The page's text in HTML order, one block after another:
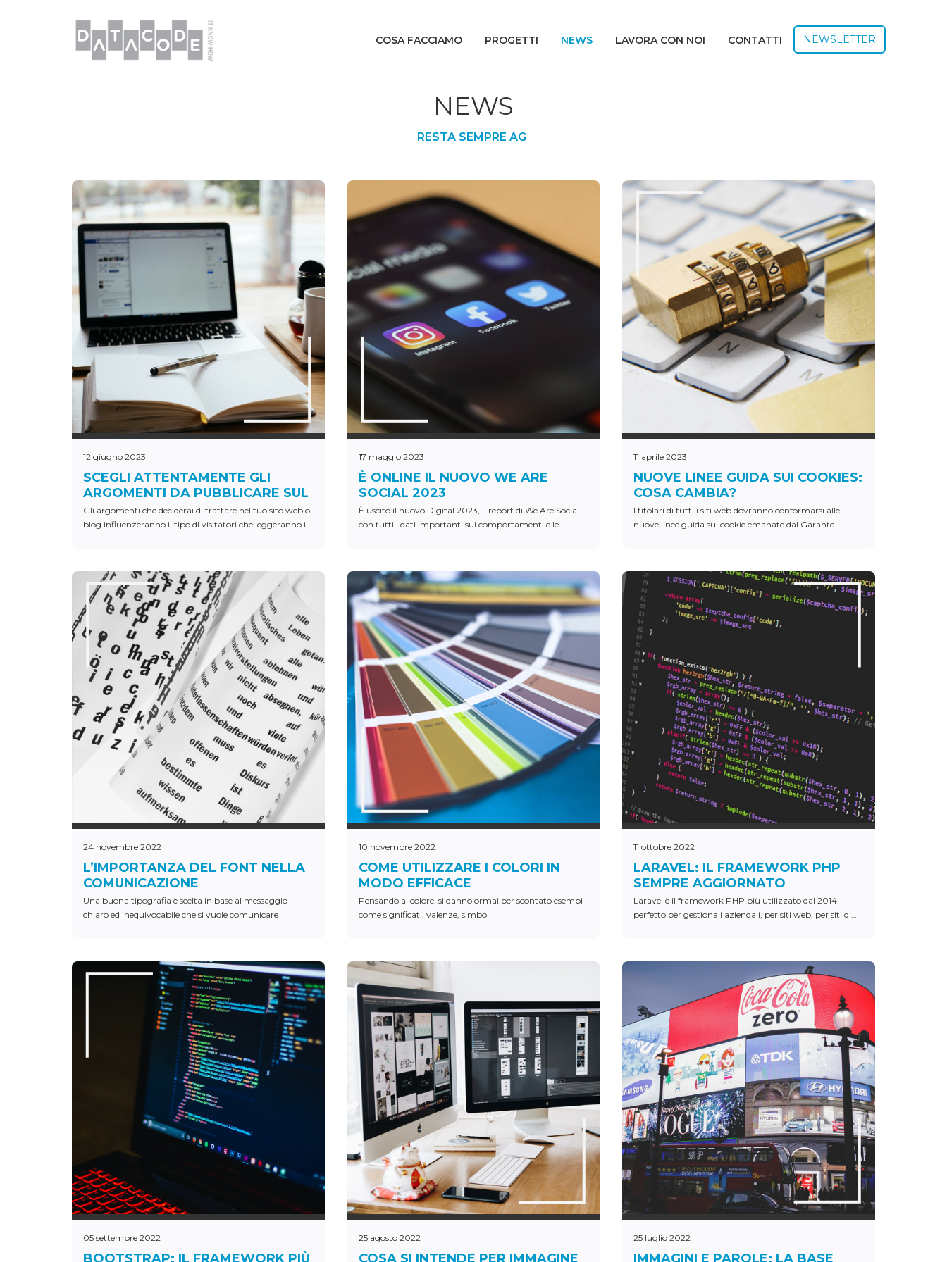
COSA FACCIAMO PROGETTI NEWS LAVORA CON NOI CONTATTI NEWSLETTER
NEWS
SEMPRE AGGIORN
12 giugno 2023
SCEGLI ATTENTAMENTE GLI
ARGOMENTI DA PUBBLICARE SUL
TUO SITO WEB
Gli argomenti che deciderai di trattare nel tuo sito web o
blog influenzeranno il tipo di visitatori che leggeranno i
17 maggio 2023
È ONLINE IL NUOVO WE ARE
SOCIAL 2023
È uscito il nuovo Digital 2023, il report di We Are Social
con tutti i dati importanti sui comportamenti e le
11 aprile 2023
NUOVE LINEE GUIDA SUI COOKIES:
COSA CAMBIA?
I titolari di tutti i siti web dovranno conformarsi alle
nuove linee guida sui cookie emanate dal Garante
24 novembre 2022
L’IMPORTANZA DEL FONT NELLA
COMUNICAZIONE
Una buona tipografia è scelta in base al messaggio
chiaro ed inequivocabile che si vuole comunicare
10 novembre 2022
COME UTILIZZARE I COLORI IN
MODO EFFICACE
Pensando al colore, si danno ormai per scontato esempi
come significati, valenze, simboli
11 ottobre 2022
LARAVEL: IL FRAMEWORK PHP
SEMPRE AGGIORNATO
Laravel è il framework PHP più utilizzato dal 2014
perfetto per gestionali aziendali, per siti web, per siti di
05 settembre 2022
BOOTSTRAP: IL FRAMEWORK PIÙ
25 agosto 2022
COSA SI INTENDE PER IMMAGINE
25 luglio 2022
IMMAGINI E PAROLE: LA BASE